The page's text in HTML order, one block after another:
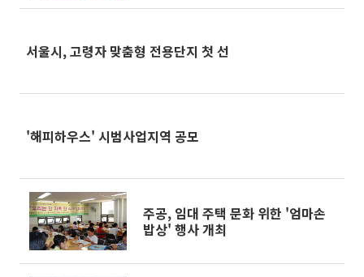
서울시, 고령자 맞춤형 전용단지 첫 선
'해피하우스' 시범사업지역 공모
주공, 임대 주택 문화 위한 '엄마손
밥상' 행사 개최